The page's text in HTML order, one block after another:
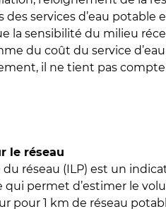
services d’eau potable
la sensibilité du milieu
du coût du service
il ne tient pas
le réseau
du réseau (ILP) est un
qui permet d’estimer le
pour 1 km de réseau